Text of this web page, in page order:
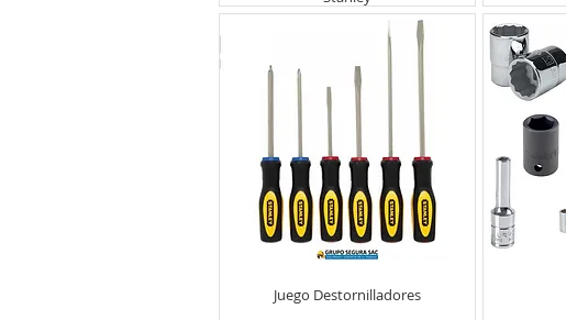
Juego Destornilladores